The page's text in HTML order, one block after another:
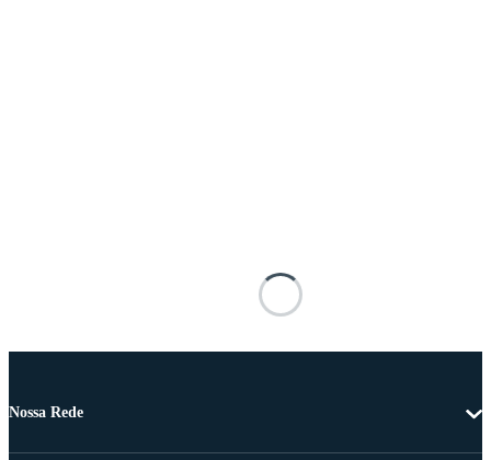
Nossa Rede